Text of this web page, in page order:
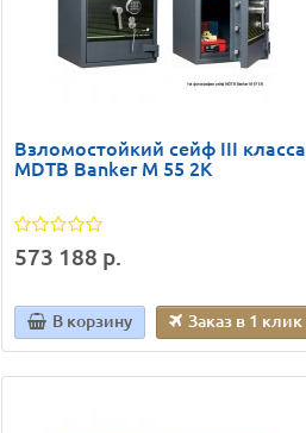
Взломостойкий сейф III класса
MDTB Banker M 55 2K
573 188 р.
В корзину Заказ в 1 клик